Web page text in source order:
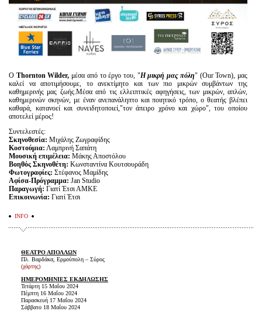
Ο Τhornton Wilder, μέσα από το έργο του, "Η μικρή μας πόλη" (Our Town), μας
καλεί να αποτιμήσουμε, το ανεκτίμητο και των πιο μικρών συμβάντων της
καθημερινής μας ζωής.Μέσα από τις ελλειπτικές αφηγήσεις, των μικρών, απλών,
καθημερινών σκηνών, με έναν ανεπανάληπτο και ποιητικό τρόπο, ο θεατής βλέπει
καθαρά, κατανοεί και συνειδητοποιεί,"τον άπειρο χρόνο και χώρο", του οποίου
αποτελεί μέρος!
Συντελεστές:
Σκηνοθεσία: Μιχάλης Ζωγραφίδης
Κοστούμια: Λαμπρινή Σαπάτη
Μουσική επιμέλεια: Μάκης Αποστόλου
Βοηθός Σκηνοθέτη: Κωνσταντίνα Κουτσουράδη
Φωτογραφίες: Στέφανος Μαμίδης
Αφίσα-Πρόγραμμα: Jan Studiο
Παραγωγή: Γιατί Έτσι ΑΜΚΕ
Επικοινωνία: Γιατί Έτσι
INFO
ΘΕΑΤΡΟ ΑΠΟΛΛΩΝ
Πλ. Βαρδάκα, Ερμούπολη – Σύρος
(χάρτης)
ΗΜΕΡΟΜΗΝΙΕΣ ΕΚΔΗΛΩΣΗΣ
Τετάρτη 15 Μαΐου 2024
Πέμπτη 16 Μαΐου 2024
Παρασκευή 17 Μαΐου 2024
Σάββατο 18 Μαΐου 2024